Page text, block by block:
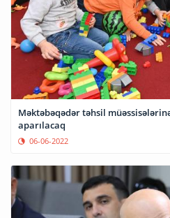
Məktəbəqədər təhsil
aparılacaq
06-06-2022